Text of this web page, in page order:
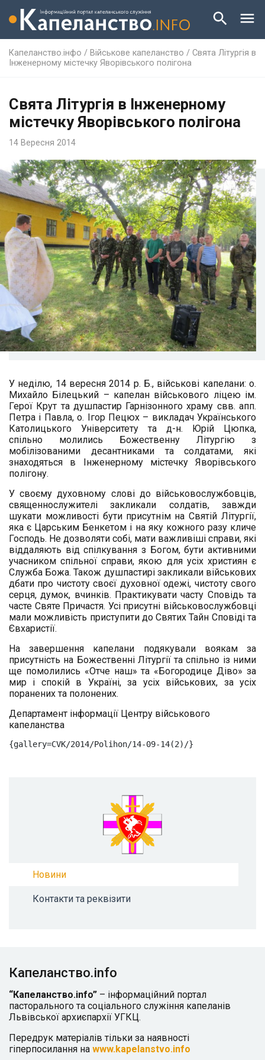
Капеланство.інфо / Військове капеланство / Свята Літургія в
Інженерному містечку Яворівського полігона
Свята Літургія в Інженерному
містечку Яворівського полігона
14 Вересня 2014
У неділю, 14 вересня 2014 р. Б., військові капелани: о.
Михайло Білецький – капелан військового ліцею ім.
Герої Крут та душпастир Гарнізонного храму свв. апп.
Петра і Павла, о. Ігор Пецюх – викладач Українського
Католицького Університету та д-н. Юрій Цюпка,
спільно молились Божественну Літургію з
мобілізованими десантниками та солдатами, які
знаходяться в Інженерному містечку Яворівського
полігону.
У своєму духовному слові до військовослужбовців,
священнослужителі закликали солдатів, завжди
шукати можливості бути присутнім на Святій Літургії,
яка є Царським Бенкетом і на яку кожного разу кличе
Господь. Не дозволяти собі, мати важливіші справи, які
віддаляють від спілкування з Богом, бути активними
учасником спільної справи, якою для усіх християн є
Служба Божа. Також душпастирі закликали військових
дбати про чистоту своєї духовної одежі, чистоту свого
серця, думок, вчинків. Практикувати часту Сповідь та
часте Святе Причастя. Усі присутні військовослужбовці
мали можливість приступити до Святих Тайн Сповіді та
Євхаристії.
На завершення капелани подякували воякам за
присутність на Божественні Літургії та спільно із ними
ще помолились «Отче наш» та «Богородице Діво» за
мир і спокій в Україні, за усіх військових, за усіх
поранених та полонених.
Департамент інформації Центру військового
капеланства
{gallery=CVK/2014/Polihon/14-09-14(2)/}
Новини
Контакти та реквізити
Капеланство.info
“Капеланство.info” – інформаційний портал
пасторального та соціального служіння капеланів
Львівської архиєпархії УГКЦ.
Передрук матеріалів тільки за наявності
гіперпосилання на www.kapelanstvo.info